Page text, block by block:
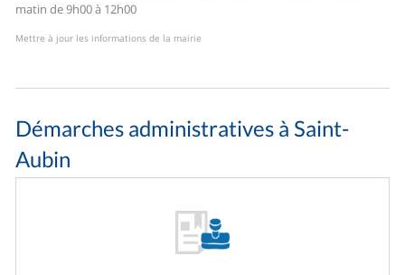
matin de 9h00 à 12h00
Mettre à jour les informations de la mairie
Démarches administratives à Saint-
Aubin